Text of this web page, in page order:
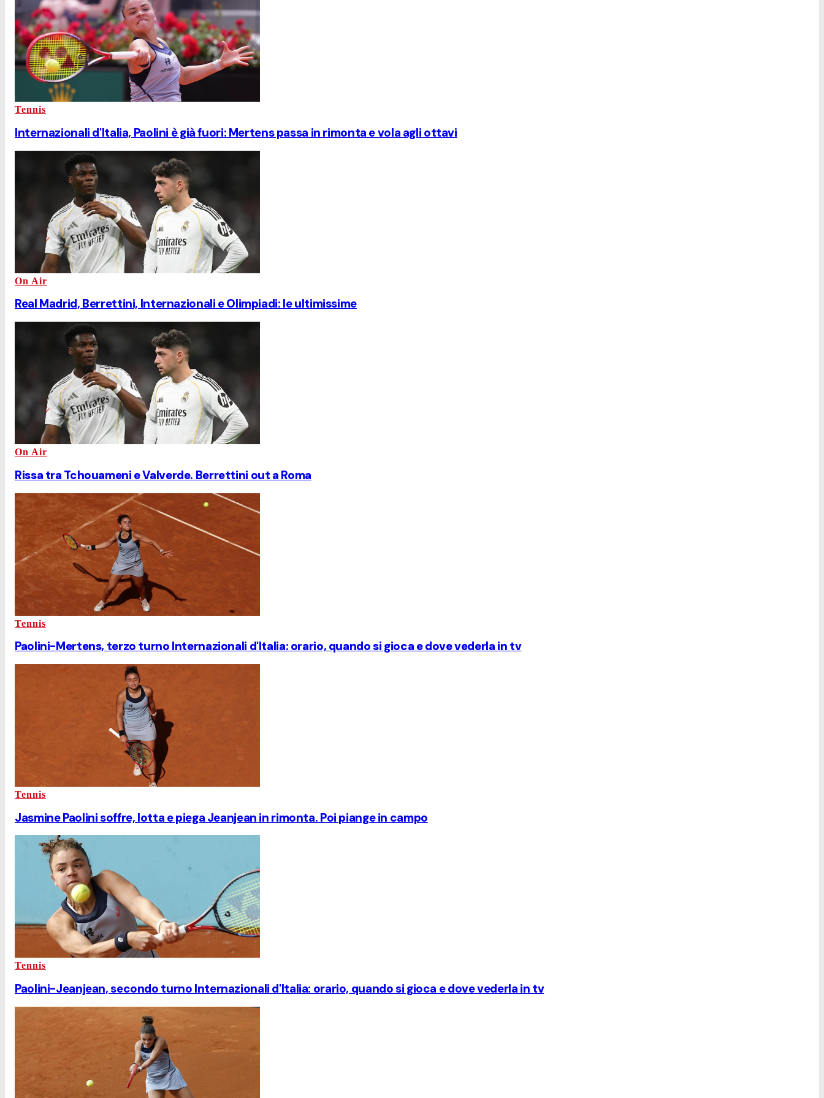
Tennis
Internazionali d'Italia, Paolini è già fuori: Mertens passa in rimonta e vola agli ottavi
On Air
Real Madrid, Berrettini, Internazionali e Olimpiadi: le ultimissime
On Air
Rissa tra Tchouameni e Valverde. Berrettini out a Roma
Tennis
Paolini-Mertens, terzo turno Internazionali d'Italia: orario, quando si gioca e dove vederla in tv
Tennis
Jasmine Paolini soffre, lotta e piega Jeanjean in rimonta. Poi piange in campo
Tennis
Paolini-Jeanjean, secondo turno Internazionali d'Italia: orario, quando si gioca e dove vederla in tv